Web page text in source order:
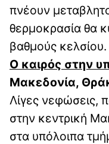
πνέουν
θερμοκρασία θα
βαθμούς κελσίου.
Ο καιρός στην
Μακεδονία,
Λίγες νεφώσεις,
στην κεντρική
στα υπόλοιπα